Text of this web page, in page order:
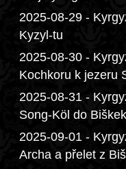
2025-08-29 -
Kyzyl-tu
2025-08-30 -
Kochkoru k jezeru
2025-08-31 -
Song-Köl do
2025-09-01 -
Archa a přelet z